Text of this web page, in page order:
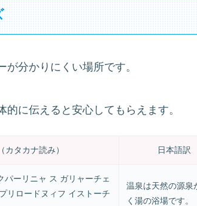
分かりにくい場所です。
的に伝えると安心してもらえます。
カタカナ読み） 日本語訳
パーリニャ ス ガリャーチェ
リロードヌィフ イストーチ
温泉は天然の源泉
く湯の浴場です。